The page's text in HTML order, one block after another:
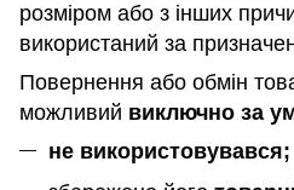
розміром або з інших
використаний за
Повернення або обмін
можливий виключно за
не використовувався;